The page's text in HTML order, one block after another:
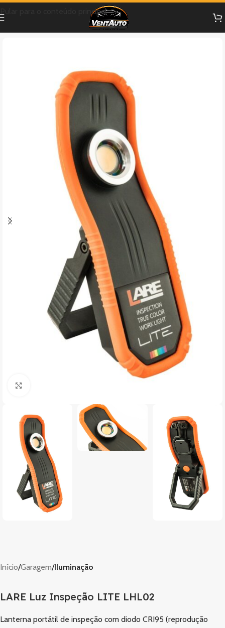
Pular para o conteúdo principal
Início Garagem Iluminação
LARE Luz Inspeção LITE LHL02
Lanterna portátil de inspeção com diodo CRI95 (reprodução